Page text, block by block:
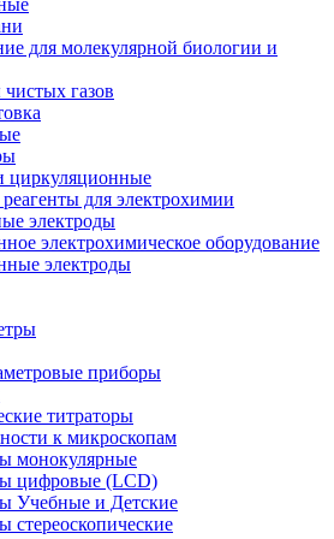
для молекулярной биологии и
газов
циркуляционные
для электрохимии
электроды
электрохимическое оборудование
электроды
приборы
титраторы
к микроскопам
монокулярные
цифровые (LCD)
Учебные и Детские
стереоскопические